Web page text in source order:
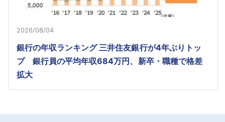
2026/08/04
銀行の年収ランキング 三井住友銀行が4年ぶりトッ
プ 銀行員の平均年収684万円、新卒・職種で格差
拡大